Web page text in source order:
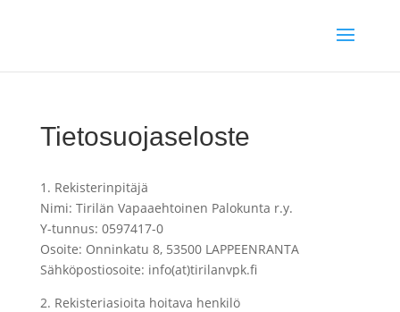
Tietosuojaseloste
1. Rekisterinpitäjä
Nimi: Tirilän Vapaaehtoinen Palokunta r.y.
Y-tunnus: 0597417-0
Osoite: Onninkatu 8, 53500 LAPPEENRANTA
Sähköpostiosoite: info(at)tirilanvpk.fi
2. Rekisteriasioita hoitava henkilö